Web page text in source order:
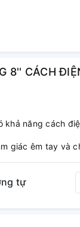
8'' CÁCH
năng cách
giác êm tay và
tự